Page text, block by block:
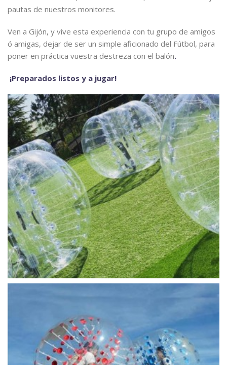
pautas de nuestros monitores.
Ven a Gijón, y vive esta experiencia con tu grupo de amigos
ó amigas, dejar de ser un simple aficionado del Fútbol, para
poner en práctica vuestra destreza con el balón.
¡Preparados listos y a jugar!